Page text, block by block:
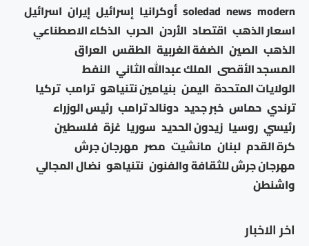
اخر الاخبار
modern
news
soledad أوكرانيا إسرائيل إيران اسرائيل
اسعار الذهب اقتصاد الأردن الحرب الذكاء الاصطناعي
الذهب الصين الضفة الغربية الطقس العراق
المسجد الأقصى الملك عبدالله الثاني النفط
الولايات المتحدة اليمن بنيامين نتنياهو ترامب تركيا
ترندي حماس خبر جديد دونالد ترامب رئيس الوزراء
رئيسي روسيا زيدون الحديد سوريا غزة فلسطين
كرة القدم لبنان مانشيت مصر مهرجان جرش
مهرجان جرش للثقافة والفنون نتنياهو نضال المجالي
واشنطن